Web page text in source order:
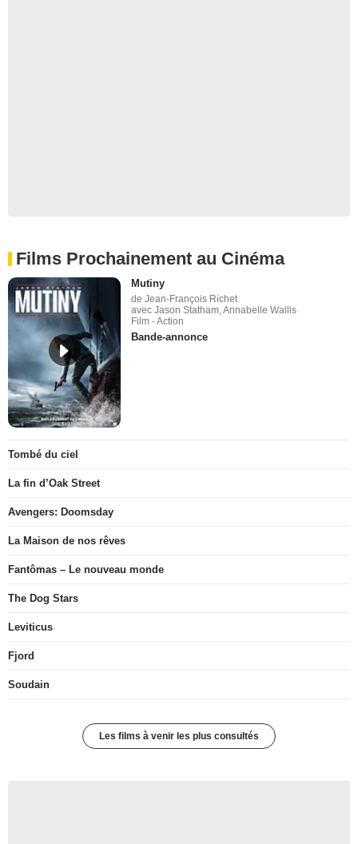
Films Prochainement au Cinéma
Mutiny
de Jean-François Richet
avec Jason Statham, Annabelle Wallis
Film - Action
Bande-annonce
Tombé du ciel
La fin d’Oak Street
Avengers: Doomsday
La Maison de nos rêves
Fantômas – Le nouveau monde
The Dog Stars
Leviticus
Fjord
Soudain
Les films à venir les plus consultés